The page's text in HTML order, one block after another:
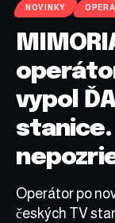
NOVINKY
vypol
stanice.
Operátor po
českých TV